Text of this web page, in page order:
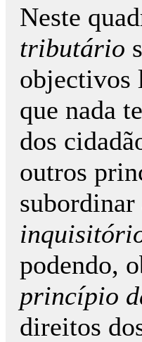
Neste
tributário
objectivos
que nada
dos
outros
subordinar
podendo,
princípio
direitos